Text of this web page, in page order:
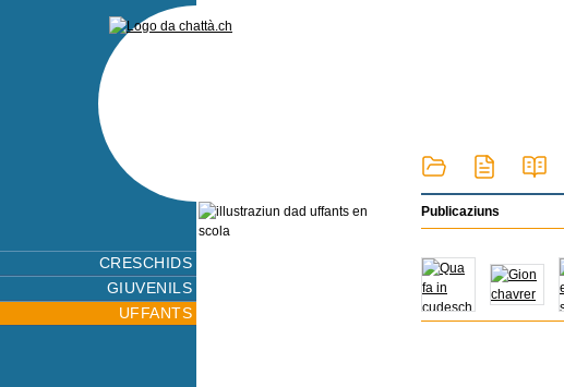
CRESCHIDS
GIUVENILS
UFFANTS
Publicaziuns